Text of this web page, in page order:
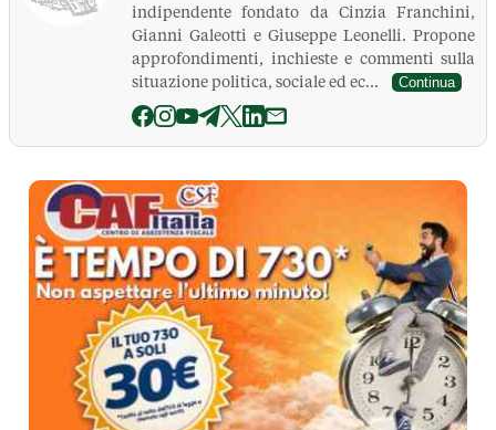
indipendente fondato da Cinzia Franchini,
Gianni Galeotti e Giuseppe Leonelli. Propone
approfondimenti, inchieste e commenti sulla
situazione politica, sociale ed ec...
Continua
La Pressa